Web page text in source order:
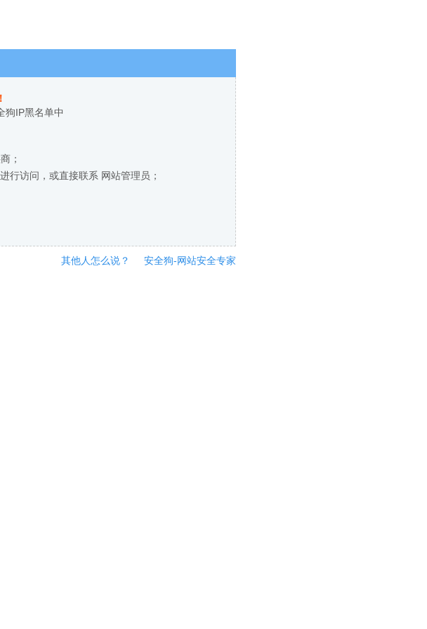
狗IP黑名单中
；
行访问，或直接联系 网站管理员；
其他人怎么说？ 安全狗-网站安全专家